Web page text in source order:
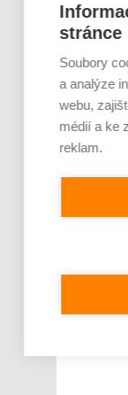
dítě
době
Kateřina
stránce
Soubory
a analýze
webu,
médií a ke
reklam.